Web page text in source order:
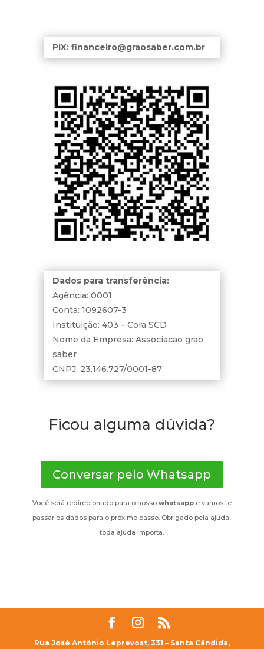
PIX: financeiro@graosaber.com.br
Dados para transferência:
Agência: 0001
Conta: 1092607-3
Instituição: 403 – Cora SCD
Nome da Empresa: Associacao grao
saber
CNPJ: 23.146.727/0001-87
Ficou alguma dúvida?
Conversar pelo Whatsapp
Você será redirecionado para o nosso whatsappe vamos te
passar os dados para o próximo passo. Obrigado pela ajuda,
toda ajuda importa.
Rua José Antônio Leprevost, 331 – Santa Cândida,